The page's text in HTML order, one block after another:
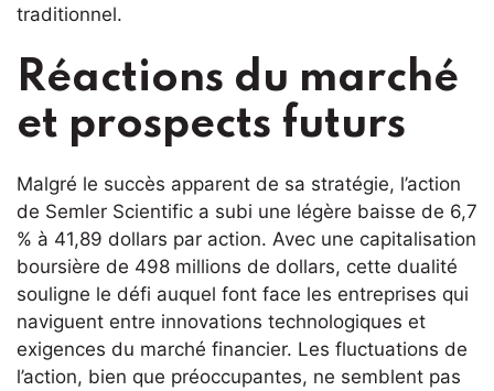
traditionnel.
Réactions du marché
et prospects futurs
Malgré le succès apparent de sa stratégie, l’action
de Semler Scientific a subi une légère baisse de 6,7
% à 41,89 dollars par action. Avec une capitalisation
boursière de 498 millions de dollars, cette dualité
souligne le défi auquel font face les entreprises qui
naviguent entre innovations technologiques et
exigences du marché financier. Les fluctuations de
l’action, bien que préoccupantes, ne semblent pas